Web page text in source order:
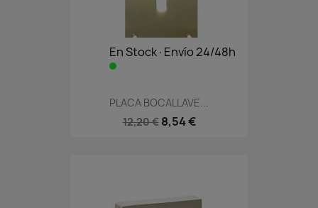
En Stock·Envío 24/48h
PLACA BOCALLAVE...
12,20 € 8,54 €